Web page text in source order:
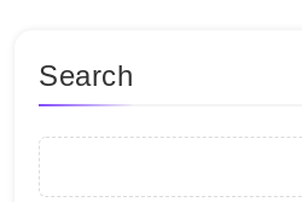
Search